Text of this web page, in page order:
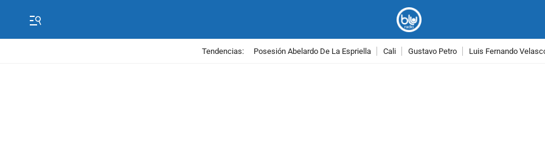
Tendencias: Posesión Abelardo De La Espriella Cali Gustavo Petro Luis Fernando